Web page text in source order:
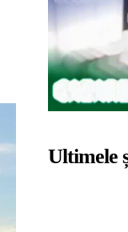
Ultimele